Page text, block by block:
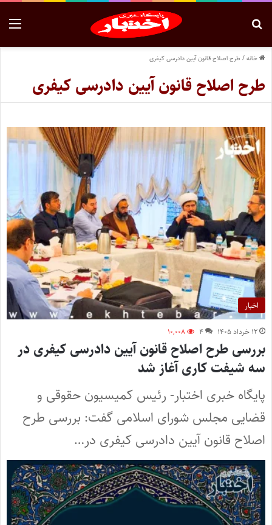
خانه/ طرح اصلاح قانون آیین دادرسی کیفری
طرح اصلاح قانون آیین دادرسی کیفری
اخبار
۱۲ خرداد ۱۴۰۵ ۴ ۱۰,۰۰۸
بررسی طرح اصلاح قانون آیین دادرسی کیفری در
سه شیفت کاری آغاز شد
پایگاه خبری اختبار- رئیس کمیسیون حقوقی و
قضایی مجلس شورای اسلامی گفت: بررسی طرح
اصلاح قانون آیین دادرسی کیفری در…